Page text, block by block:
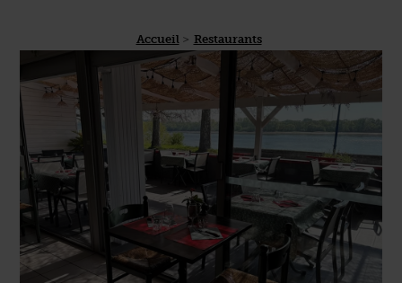
Accueil Restaurants